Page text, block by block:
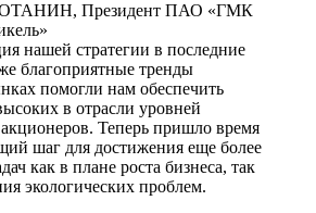
Президент ПАО «ГМК
нашей стратегии в последние
благоприятные тренды
помогли нам обеспечить
в отрасли уровней
Теперь пришло время
шаг для достижения еще более
как в плане роста бизнеса, так
экологических проблем.